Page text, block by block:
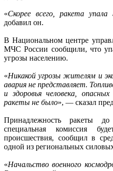
«Скорее всего, ракета
добавил он.
В Национальном центре
МЧС России сообщили, что
угрозы населению.
«Никакой угрозы жителям и
авария не представляет.
и здоровья человека,
ракеты не было», — сказал
Принадлежность ракеты
специальная комиссия
происшествия, сообщил в
одной из региональных
«Начальство военного